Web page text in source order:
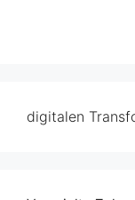
digitalen